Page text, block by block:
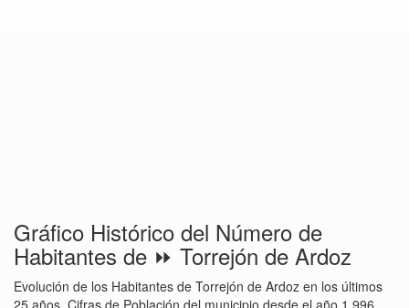
Gráfico Histórico del Número de
Habitantes de ⏩ Torrejón de Ardoz
Evolución de los Habitantes de Torrejón de Ardoz en los últimos
25 años. Cifras de Población del municipio desde el año 1.996